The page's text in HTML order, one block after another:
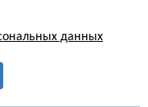
данных